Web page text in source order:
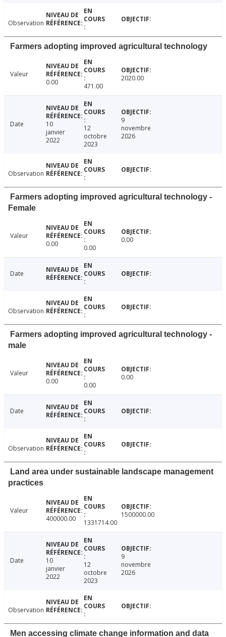
Observation
Farmers adopting improved agricultural technology
Valeur
0.00
471.00
2020.00
Date
10
janvier
2022
12
octobre
2023
9
novembre
2026
Observation
Farmers adopting improved agricultural technology -
Female
Valeur
0.00
0.00
0.00
Date
Observation
Farmers adopting improved agricultural technology -
male
Valeur
0.00
0.00
0.00
Date
Observation
Land area under sustainable landscape management
practices
Valeur
400000.00
1331714.00
1500000.00
Date
10
janvier
2022
12
octobre
2023
9
novembre
2026
Observation
Men accessing climate change information and data